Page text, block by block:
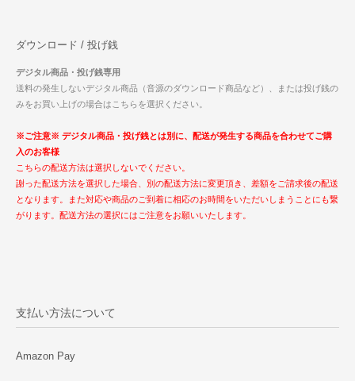
ダウンロード / 投げ銭
デジタル商品・投げ銭専用
送料の発生しないデジタル商品（音源のダウンロード商品など）、または投げ銭の
みをお買い上げの場合はこちらを選択ください。
※ご注意※ デジタル商品・投げ銭とは別に、配送が発生する商品を合わせてご購
入のお客様
こちらの配送方法は選択しないでください。
謝った配送方法を選択した場合、別の配送方法に変更頂き、差額をご請求後の配送
となります。また対応や商品のご到着に相応のお時間をいただいしまうことにも繋
がります。配送方法の選択にはご注意をお願いいたします。
支払い方法について
Amazon Pay